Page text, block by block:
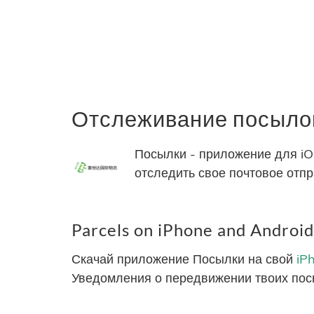
Отслеживание
Посылки - приложение для
отследить свое почтовое
Parcels on iPhone and Android
Скачай приложение Посылки на свой
Уведомления о передвижении твоих